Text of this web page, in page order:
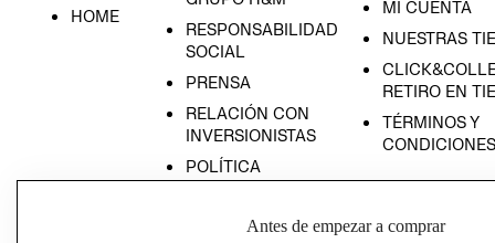
HOME
RESPONSABILIDAD
SOCIAL
PRENSA
RELACIÓN CON
INVERSIONISTAS
POLÍTICA
MI CUENTA
NUESTRAS
RETIRO EN
TÉRMINOS Y
CONDICIONES
Antes de empezar a comprar